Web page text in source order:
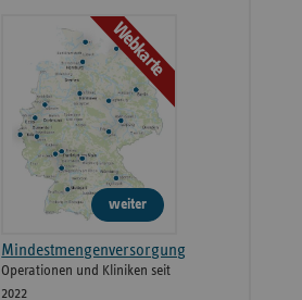
Webkarte
weiter
Mindestmengenversorgung
Operationen und Kliniken seit
2022